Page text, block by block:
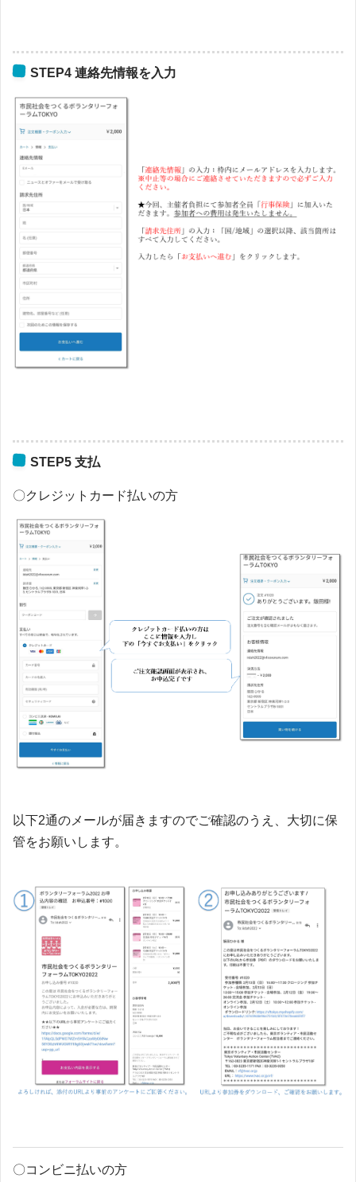
STEP4 連絡先情報を入力
STEP5 支払
〇クレジットカード払いの方
以下2通のメールが届きますのでご確認のうえ、大切に保
管をお願いします。
〇コンビニ払いの方